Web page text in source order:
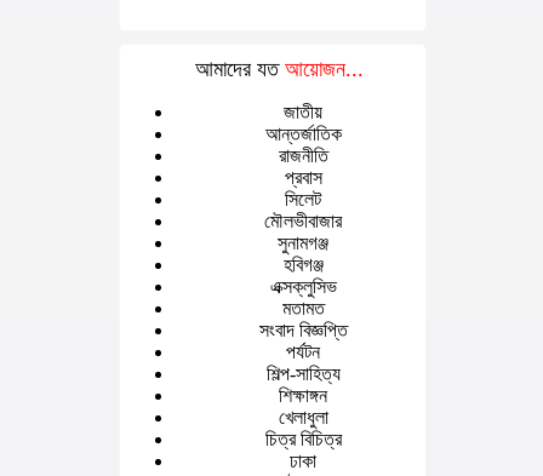
আমাদের যত আয়োজন...
জাতীয়
আন্তর্জাতিক
রাজনীতি
প্রবাস
সিলেট
মৌলভীবাজার
সুনামগঞ্জ
হবিগঞ্জ
এক্সক্লুসিভ
মতামত
সংবাদ বিজ্ঞপ্তি
পর্যটন
শিল্প-সাহিত্য
শিক্ষাঙ্গন
খেলাধুলা
চিত্র বিচিত্র
ঢাকা